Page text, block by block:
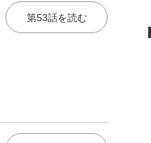
第53話を読む